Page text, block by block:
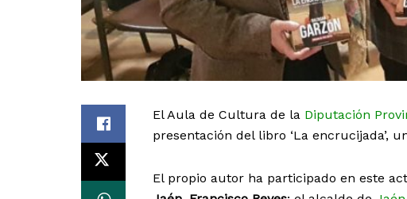
El Aula de Cultura de la Diputación
presentación del libro ‘La encrucijada’,
El propio autor ha participado en este